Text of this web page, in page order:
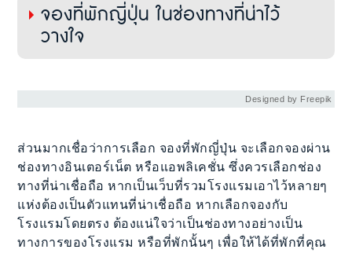
จองที่พักญี่ปุ่น ในช่องทางที่น่าไว้
วางใจ
Designed by Freepik
ส่วนมากเชื่อว่าการเลือก จองที่พักญี่ปุ่น จะเลือกจองผ่าน
ช่องทางอินเตอร์เน็ต หรือแอพลิเคชั่น ซึ่งควรเลือกช่อง
ทางที่น่าเชื่อถือ หากเป็นเว็บที่รวมโรงแรมเอาไว้หลายๆ
แห่งต้องเป็นตัวแทนที่น่าเชื่อถือ หากเลือกจองกับ
โรงแรมโดยตรง ต้องแน่ใจว่าเป็นช่องทางอย่างเป็น
ทางการของโรงแรม หรือที่พักนั้นๆ เพื่อให้ได้ที่พักที่คุณ